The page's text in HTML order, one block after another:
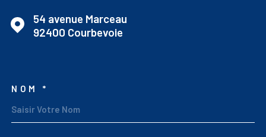
54 avenue Marceau
92400
Courbevoie
NOM *